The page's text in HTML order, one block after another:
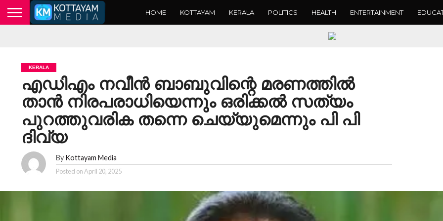
HOME KOTTAYAM KERALA POLITICS HEALTH ENTERTAINMENT
KERALA
എഡിഎം നവീൻ ബാബുവിന്റെ മരണത്തിൽ
താൻ നിരപരാധിയെന്നും ഒരിക്കൽ സത്യം
പുറത്തുവരിക തന്നെ ചെയ്യുമെന്നും പി പി
ദിവ്യ
By Kottayam Media
Posted onApril 20, 2025